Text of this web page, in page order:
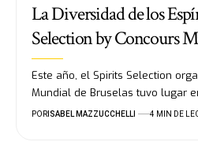
La Diversidad de los
Selection by Concours
Este año, el Spirits Selection
Mundial de Bruselas tuvo lugar
POR ISABEL MAZZUCCHELLI 4 MIN DE